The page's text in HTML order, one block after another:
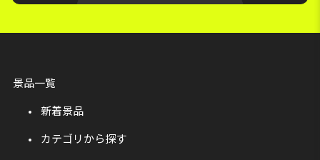
景品一覧
新着景品
カテゴリから探す